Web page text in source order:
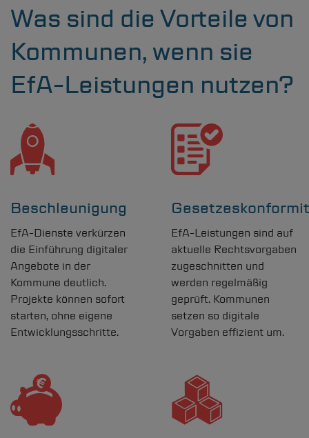
Was sind die Vorteile von
Kommunen, wenn sie
EfA-Leistungen nutzen?
Beschleunigung
EfA-Dienste verkürzen
die Einführung digitaler
Angebote in der
Kommune deutlich.
Projekte können sofort
starten, ohne eigene
Entwicklungsschritte.
EfA-Leistungen sind auf
aktuelle Rechtsvorgaben
zugeschnitten und
werden regelmäßig
geprüft. Kommunen
setzen so digitale
Vorgaben effizient um.